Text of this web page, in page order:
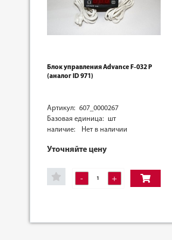
Блок управления Advance F-032 P
(аналог ID 971)
Артикул: 607_0000267
Базовая единица: шт
наличие:
Нет в наличии
Уточняйте цену
- +